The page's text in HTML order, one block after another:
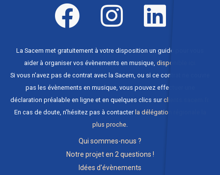
La Sacem met gratuitement à votre disposition un guide pour vous
aider à organiser vos évènements en musique, disponible ici
Si vous n'avez pas de contrat avec la Sacem, ou si ce contrat ne couvre
pas les évènements en musique, vous pouvez effectuer une
déclaration préalable en ligne et en quelques clics surclients.sacem.fr
En cas de doute, n'hésitez pas à contacter la délégation régionale la
plus proche
Qui sommes-nous ?
Notre projet en 2 questions !
Idées d'évènements